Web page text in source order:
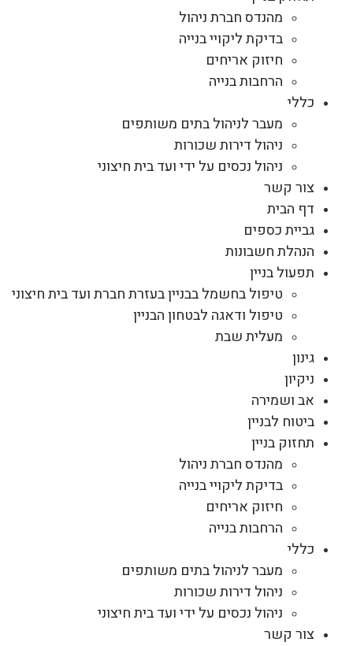
מהנדס חברת ניהול
בדיקת ליקויי בנייה
חיזוק אריחים
הרחבות בנייה
כללי
מעבר לניהול בתים משותפים
ניהול דירות שכורות
ניהול נכסים על ידי ועד בית חיצוני
צור קשר
דף הבית
גביית כספים
הנהלת חשבונות
תפעול בניין
טיפול בחשמל בבניין בעזרת חברת ועד בית חיצוני
טיפול ודאגה לבטחון הבניין
מעלית שבת
גינון
ניקיון
אב ושמירה
ביטוח לבניין
תחזוק בניין
מהנדס חברת ניהול
בדיקת ליקויי בנייה
חיזוק אריחים
הרחבות בנייה
כללי
מעבר לניהול בתים משותפים
ניהול דירות שכורות
ניהול נכסים על ידי ועד בית חיצוני
צור קשר